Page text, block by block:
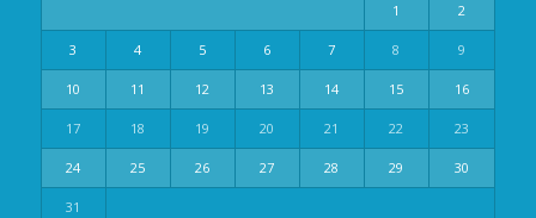
1 2
3 4 5 6 7 8 9
10 11 12 13 14 15 16
17 18 19 20 21 22 23
24 25 26 27 28 29 30
31